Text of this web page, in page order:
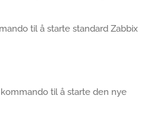
til å starte standard Zabbix
til å starte den nye